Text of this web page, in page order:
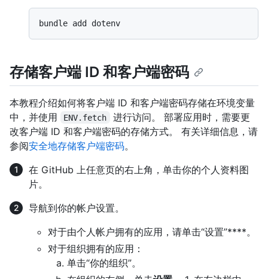
存储客户端 ID 和客户端密码
本教程介绍如何将客户端 ID 和客户端密码存储在环境变量
中，并使用
ENV.fetch
进行访问。 部署应用时，需要更
改客户端 ID 和客户端密码的存储方式。 有关详细信息，请
参阅安全地存储客户端密码。
在 GitHub 上任意页的右上角，单击你的个人资料图
片。
导航到你的帐户设置。
对于由个人帐户拥有的应用，请单击“设置”****。
对于组织拥有的应用：
单击“你的组织”。